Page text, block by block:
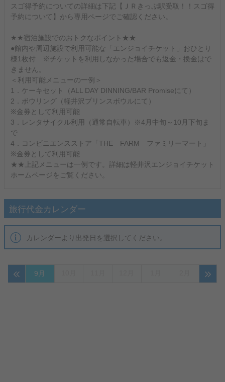
スゴ得予約についての詳細は下記【ＪＲきっぷ駅受取！！スゴ得
予約について】から専用ページでご確認ください。
★★宿泊施設でのおトクなポイント★★
●館内や周辺施設で利用可能な「エンジョイチケット」おひとり
様1枚付 ※チケットを利用しなかった場合でも返金・換金はで
きません。
＜利用可能メニューの一例＞
1．ケーキセット（ALL DAY DINNING/BAR Promiseにて）
2．ボウリング（軽井沢プリンスボウルにて）
※金券として利用可能
3．レンタサイクル利用（通常自転車）※4月中旬～10月下旬ま
で
4．コンビニエンスストア「THE FARM ファミリーマート」
※金券として利用可能
★★上記メニューは一例です。詳細は軽井沢エンジョイチケット
ホームページをご覧ください。
旅行代金カレンダー
カレンダーより出発日を選択してください。
9月